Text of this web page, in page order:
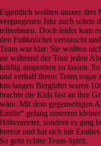
Eigentlich wollten unsere drei
vergangenen Jahr auch schon
teilnehmen. Doch leider kam
den Fußknöchel verstaucht
Team war klar: Sie wollten
sie während der Tour jeden
kräftig anspornen zu lassen.
und verhalf ihrem Team sogar
km-langen Bergfahrt waren
brachte die Kids fast an ihre
wäre. Mit dem gegenseitigen
Emilie“ gelang unserem
Höhenmeter, sondern es ging
hervor und hat sich mit
So geht echter Team-Spirit.